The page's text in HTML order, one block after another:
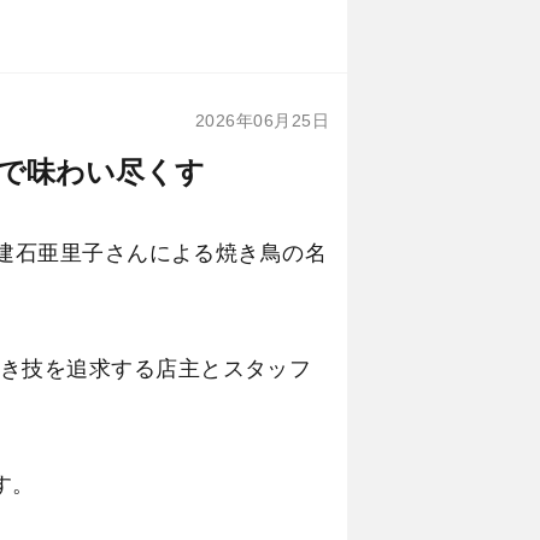
2026年06月25日
味わい尽くす
石亜里子さんによる焼き鳥の名
技を追求する店主とスタッフ